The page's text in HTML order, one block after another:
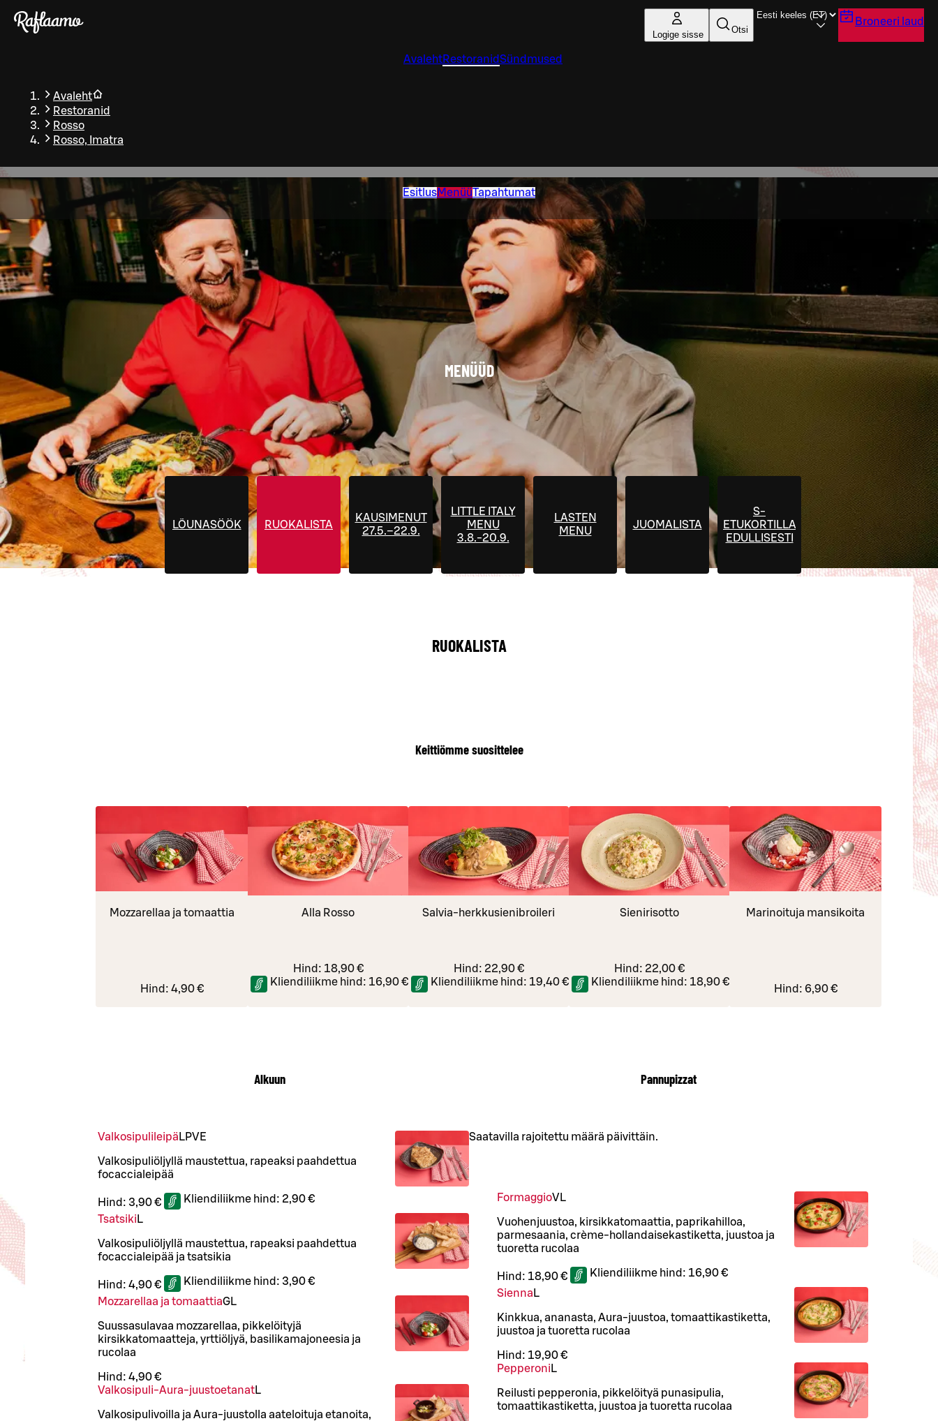
Liigu peamise sisu juurde
Logige sisse Otsi
Broneeri laud
AvalehtRestoranidSündmused
Avaleht
Restoranid
Rosso
Rosso, Imatra
EsitlusMenüüTapahtumat
MENÜÜD
LÕUNASÖÖK RUOKALISTA
KAUSIMENUT
27.5.–22.9.
LITTLE ITALY
MENU
3.8.-20.9.
LASTEN
MENU
JUOMALISTA
S-
ETUKORTILLA
EDULLISESTI
RUOKALISTA
Keittiömme suosittelee
Mozzarellaa ja tomaattia
Hind: 4,90 €
Alla Rosso
Hind: 18,90 €
Kliendiliikme hind: 16,90 €
Salvia-herkkusienibroileri
Hind: 22,90 €
Kliendiliikme hind: 19,40 €
Sienirisotto
Hind: 22,00 €
Kliendiliikme hind: 18,90 €
Marinoituja mansikoita
Hind: 6,90 €
Alkuun
Valkosipulileipä LPVE
Valkosipuliöljyllä maustettua, rapeaksi paahdettua
focaccialeipää
Hind: 3,90 € Kliendiliikme hind: 2,90 €
Tsatsiki L
Valkosipuliöljyllä maustettua, rapeaksi paahdettua
focaccialeipää ja tsatsikia
Hind: 4,90 € Kliendiliikme hind: 3,90 €
Mozzarellaa ja tomaattiaGL
Suussasulavaa mozzarellaa, pikkelöityjä
kirsikkatomaatteja, yrttiöljyä, basilikamajoneesia ja
rucolaa
Hind: 4,90 €
Valkosipuli-Aura-juustoetanatL
Valkosipulivoilla ja Aura-juustolla aateloituja etanoita,
Pannupizzat
Saatavilla rajoitettu määrä päivittäin.
FormaggioVL
Vuohenjuustoa, kirsikkatomaattia, paprikahilloa,
parmesaania, crème-hollandaisekastiketta, juustoa ja
tuoretta rucolaa
Hind: 18,90 € Kliendiliikme hind: 16,90 €
Sienna L
Kinkkua, ananasta, Aura-juustoa, tomaattikastiketta,
juustoa ja tuoretta rucolaa
Hind: 19,90 €
Pepperoni L
Reilusti pepperonia, pikkelöityä punasipulia,
tomaattikastiketta, juustoa ja tuoretta rucolaa